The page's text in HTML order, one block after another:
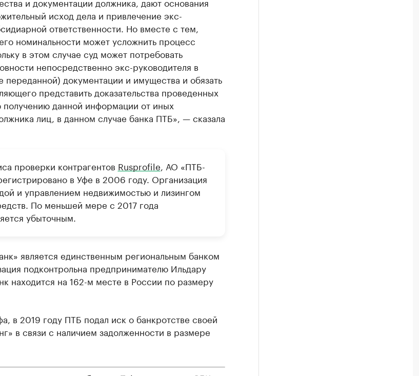
исход дела и привлечение экс-
ответственности. Но вместе с тем,
номинальности может усложнить процесс
в этом случае суд может потребовать
непосредственно экс-руководителя в
переданной) документации и имущества и обязать
представить доказательства проведенных
данной информации от иных
лиц, в данном случае банка ПТБ», — сказала
проверки контрагентов Rusprofile , АО «ПТБ-
в Уфе в 2006 году. Организация
и управлением недвижимостью и лизингом
По меньшей мере с 2017 года
убыточным.
является единственным региональным банком
подконтрольна предпринимателю Ильдару
находится на 162-м месте в России по размеру
в 2019 году ПТБ подал иск о банкротстве своей
в связи с наличием задолженности в размере